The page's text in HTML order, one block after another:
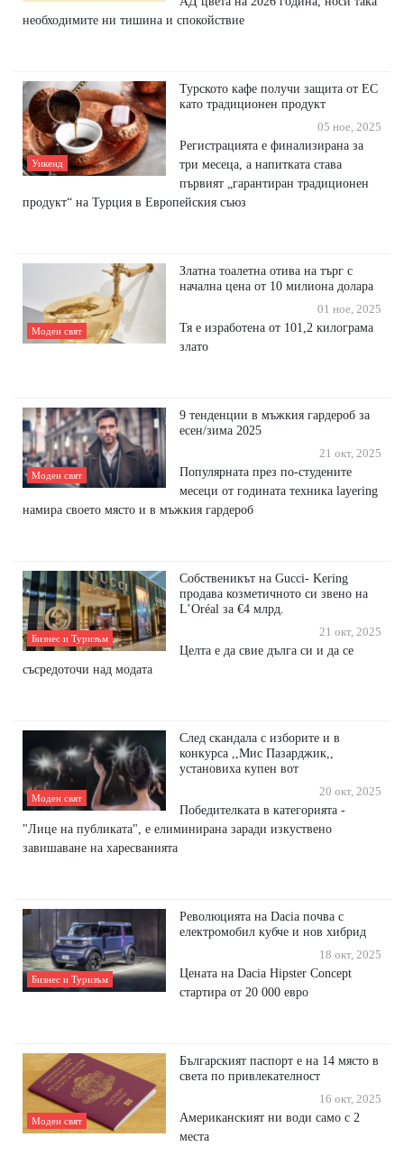
необходимите ни тишина и спокойствие
Уикенд
Турското кафе получи защита от ЕС
като традиционен продукт
05 ное, 2025
Регистрацията е финализирана за
три месеца, а напитката става
първият „гарантиран традиционен
продукт“ на Турция в Европейския съюз
Моден свят
Златна тоалетна отива на търг с
начална цена от 10 милиона долара
01 ное, 2025
Тя е изработена от 101,2 килограма
злато
Моден свят
9 тенденции в мъжкия гардероб за
есен/зима 2025
21 окт, 2025
Популярната през по-студените
месеци от годината техника layering
намира своето място и в мъжкия гардероб
Бизнес и Туризъм
Собственикът на Gucci- Kering
продава козметичното си звено на
L’Oréal за €4 млрд.
21 окт, 2025
Целта е да свие дълга си и да се
съсредоточи над модата
Моден свят
След скандала с изборите и в
конкурса ,,Мис Пазарджик,,
установиха купен вот
20 окт, 2025
Победителката в категорията -
"Лице на публиката", е елиминирана заради изкуствено
завишаване на харесванията
Бизнес и Туризъм
Революцията на Dacia почва с
електромобил кубче и нов хибрид
18 окт, 2025
Цената на Dacia Hipster Concept
стартира от 20 000 евро
Моден свят
Българският паспорт е на 14 място в
света по привлекателност
16 окт, 2025
Американският ни води само с 2
места